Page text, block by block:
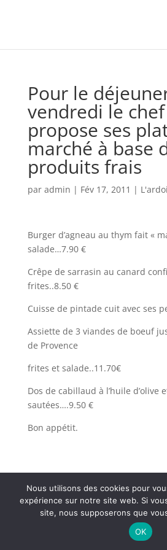
Pour le
vendredi le
propose ses
marché à base
produits frais
par admin | Fév 17, 2011 |
Burger d’agneau au thym fait «
salade…7.90 €
Crêpe de sarrasin au canard
frites..8.50 €
Cuisse de pintade cuit avec ses
Assiette de 3 viandes de boeuf
de Provence
frites et salade..11.70€
Dos de cabillaud à l’huile d’olive
sautées….9.50 €
Bon appétit.
Restaurant Brasserie Les
@ Textes et Photos Thierry et
Nous utilisons des cookies pour
expérience sur notre site web. Si
site, nous supposerons que
OK